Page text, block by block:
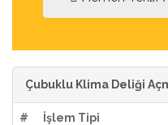
Çubuklu Klima Deliği
# İşlem Tipi